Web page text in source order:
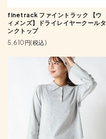
finetrack ファイントラック 【ウ
ィメンズ】ドライレイヤークールタ
ンクトップ
5,610円(税込)